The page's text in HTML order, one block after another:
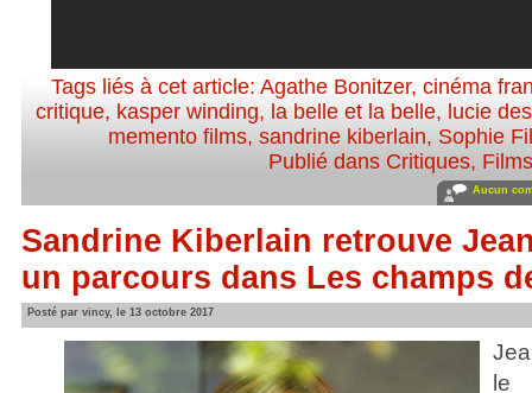
Tags liés à cet article: Agathe Bonitzer, cinéma
critique, kasper winding, la belle et la belle, lucie
memento films,sandrine kiberlain, Sophie
Publié dans Critiques,
Aucun
Sandrine Kiberlain retrouve
un parcours dans Les champs
Posté par vincy, le 13 octobre 2017
le